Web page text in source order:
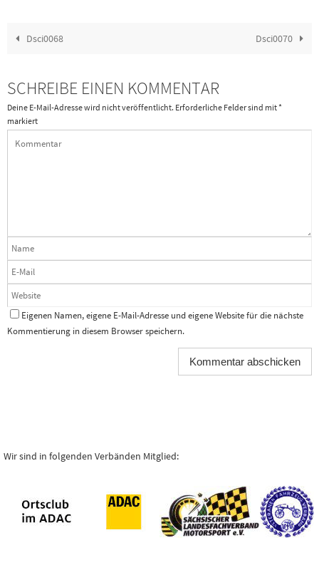
Dsci0068 Dsci0070
SCHREIBE EINEN KOMMENTAR
Deine E-Mail-Adresse wird nicht veröffentlicht. Erforderliche Felder sind mit*
markiert
Eigenen Namen, eigene E-Mail-Adresse und eigene Website für die nächste
Kommentierung in diesem Browser speichern.
Wir sind in folgenden Verbänden Mitglied: